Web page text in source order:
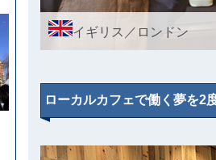
イギリス／ロンドン
ローカルカフェで働く夢を2